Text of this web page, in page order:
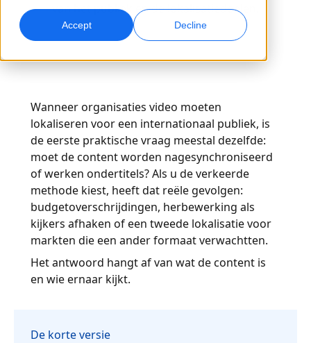
Accept Decline
Transcriptie
Zet audio om in actie
Dataservices
Versterk AI met betrouwbare data
Alle oplossingen
Oplossingen per Branche
Voice-over op basis van AI
Efficiënte dubbing op schaal
AI-gegevensdiensten
Verbeter AI met kwalitatieve data
AI-gestuurde vertaling voor wereldwijde merken
Tips om efficiëntie, schaalbaarheid en kwaliteit te verbeteren
Carrières
Ontdek kansen om mee te bouwen aan de toekomst van
Freelance-opdrachten
Sluit je aan bij ons internationale netwerk van
taalspecialisten
van het publiek en de lokalisatiedoelen.
Wanneer organisaties video moeten
lokaliseren voor een internationaal publiek, is
de eerste praktische vraag meestal dezelfde:
moet de content worden nagesynchroniseerd
of werken ondertitels? Als u de verkeerde
methode kiest, heeft dat reële gevolgen:
budgetoverschrijdingen, herbewerking als
kijkers afhaken of een tweede lokalisatie voor
markten die een ander formaat verwachtten.
Het antwoord hangt af van wat de content is
en wie ernaar kijkt.
De korte versie